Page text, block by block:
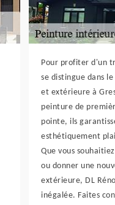
Pour profiter d'un
se distingue dans
et extérieure à
peinture de
pointe, ils
esthétiquement
Que vous
ou donner une
extérieure, DL
inégalée. Faites